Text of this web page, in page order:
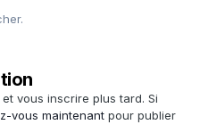
vous inscrire plus tard. Si
vous maintenant pour publier